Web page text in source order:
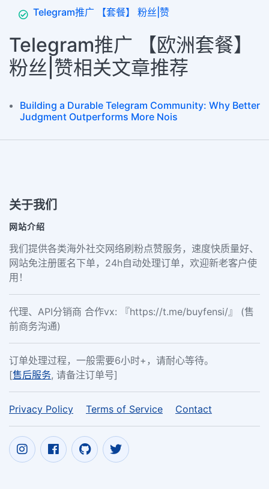
Telegram推广 【套餐】 粉丝|赞
Telegram推广 【欧洲套餐】
粉丝|赞相关文章推荐
Building a Durable Telegram Community: Why Better
Judgment Outperforms More Nois
关于我们
网站介绍
我们提供各类海外社交网络刷粉点赞服务，速度快质量好、
网站免注册匿名下单，24h自动处理订单，欢迎新老客户使
用！
代理、API分销商 合作vx: 『https://t.me/buyfensi/』 (售
前商务沟通)
订单处理过程，一般需要6小时+，请耐心等待。
[售后服务, 请备注订单号]
Privacy Policy Terms of Service Contact